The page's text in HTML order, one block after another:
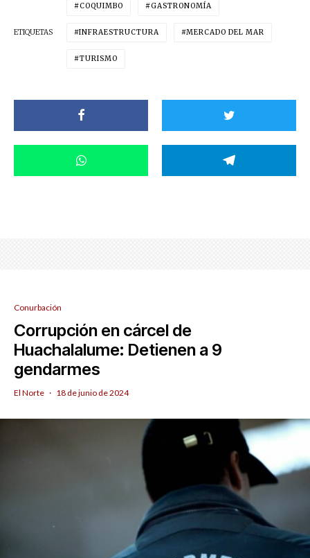
ETIQUETAS
COQUIMBO GASTRONOMÍA
INFRAESTRUCTURA MERCADO DEL MAR
TURISMO
Conurbación
Corrupción en cárcel de
Huachalalume: Detienen a 9
gendarmes
El Norte · 18 de junio de 2024